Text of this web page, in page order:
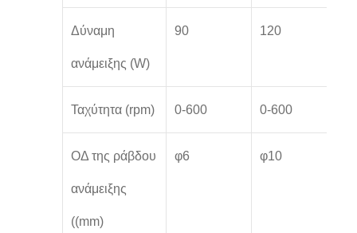
Δύναμη
ανάμειξης (W)
90 120
Ταχύτητα (rpm) 0-600 0-600
ΟΔ της ράβδου
ανάμειξης
((mm)
φ6 φ10